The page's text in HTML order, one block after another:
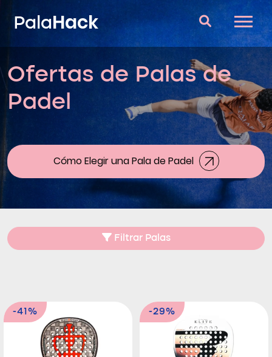
PalaHack
Palas de Padel
Consultorio
Comparador
Blog
Ofertas de Palas de
Padel
Cómo Elegir una Pala de Padel
Filtrar Palas
-41% -29%